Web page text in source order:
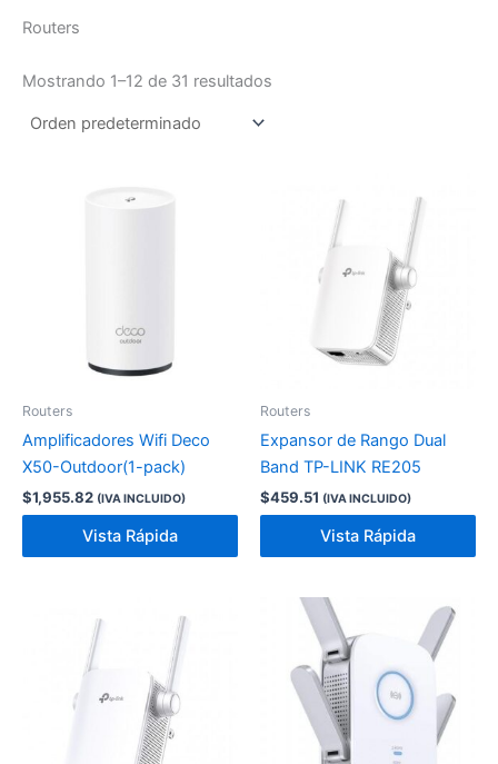
Routers
Mostrando 1–12 de 31 resultados
Routers
Amplificadores Wifi Deco
X50-Outdoor(1-pack)
$1,955.82 (IVA INCLUIDO)
Vista Rápida
Routers
Expansor de Rango Dual
Band TP-LINK RE205
$459.51 (IVA INCLUIDO)
Vista Rápida